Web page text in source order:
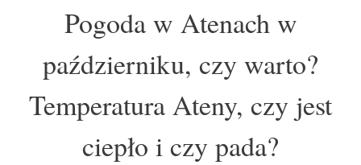
Pogoda w Atenach w
październiku, czy warto?
Temperatura Ateny, czy jest
ciepło i czy pada?